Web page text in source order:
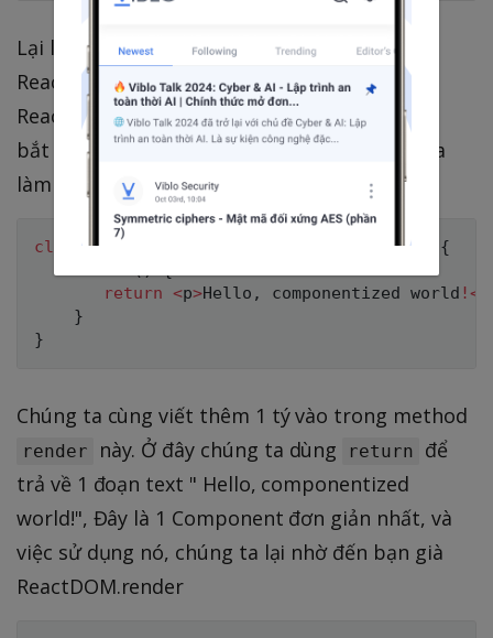
Lại là render , cũng giống như
ReactDOM.render, method này được
React.Component cung cấp và là thành phần
bắt buộc của 1 component. Nó giúp chúng ta
làm việc được với JSX.
class HelloWorld Component
{
return <p>Hello , componentized world !<
}
}
Chúng ta cùng viết thêm 1 tý vào trong method
render này. Ở đây chúng ta dùng return
để
trả về 1 đoạn text " Hello, componentized
world!", Đây là 1 Component đơn giản nhất, và
việc sử dụng nó, chúng ta lại nhờ đến bạn già
ReactDOM.render